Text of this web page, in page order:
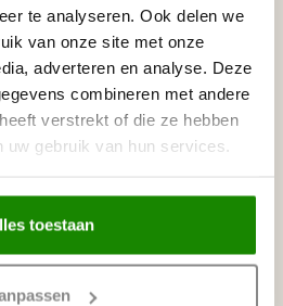
te analyseren. Ook delen we
van onze site met onze
adverteren en analyse. Deze
combineren met andere
verstrekt of die ze hebben
uw gebruik van hun services.
toestaan
(50 x 40 mm), €5,00